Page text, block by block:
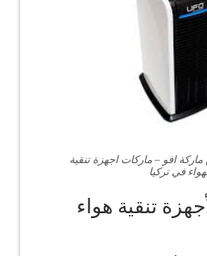
ماركة افو – ماركات اجهزة تنقية
في تركيا
تنقية هواء